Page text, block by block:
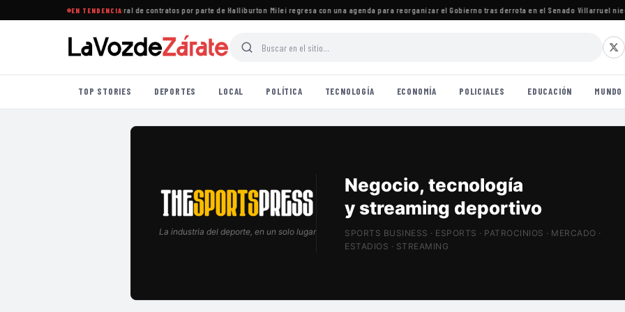
EN TENDENCIA
rechazan recorte unilateral de contratos por parte de Halliburton·Milei regresa con una agenda para reorganizar el Gobierno tras derrota en el Senado·Villarruel niega
TOP STORIES DEPORTES LOCAL POLÍTICA TECNOLOGÍA ECONOMÍA POLICIALES EDUCACIÓN MUNDO
La industria del deporte, en un solo lugar
Patrocinios, estadios
y Sports Tech
SPORTS BUSINESS · ESPORTS · PATROCINIOS · MERCADO ·
ESTADIOS · STREAMING